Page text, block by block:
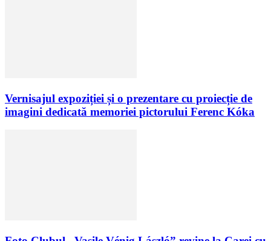
Vernisajul expoziției și o prezentare cu proiecție de
imagini dedicată memoriei pictorului Ferenc Kóka